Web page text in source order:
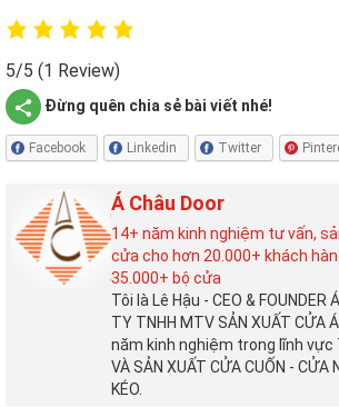
5/5 (1 Review)
Đừng quên chia sẻ bài viết nhé!
Facebook Linkedin Twitter
Á Châu Door
14+ năm kinh nghiệm tư vấn,
cửa cho hơn 20.000+ khách
35.000+ bộ cửa
Tôi là Lê Hậu - CEO & FOUNDER
TY TNHH MTV SẢN XUẤT CỬA
năm kinh nghiệm trong lĩnh vực
VÀ SẢN XUẤT CỬA CUỐN - CỬA
KÉO.